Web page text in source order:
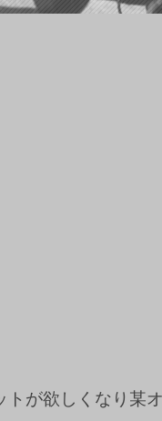
が欲しくなり某